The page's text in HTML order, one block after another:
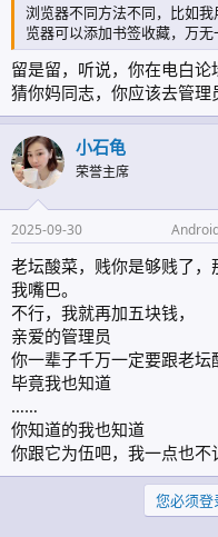
浏览器不同方法不同，比如
览器可以添加书签收藏，万无
留是留，听说，你在电白论
猜你妈同志，你应该去管
小石龟
荣誉主席
2025-09-30
老坛酸菜，贱你是够贱了
我嘴巴。
不行，我就再加五块钱，
亲爱的管理员
你一辈子千万一定要跟老坛
毕竟我也知道
……
你知道的我也知道
你跟它为伍吧，我一点也不
您必须登